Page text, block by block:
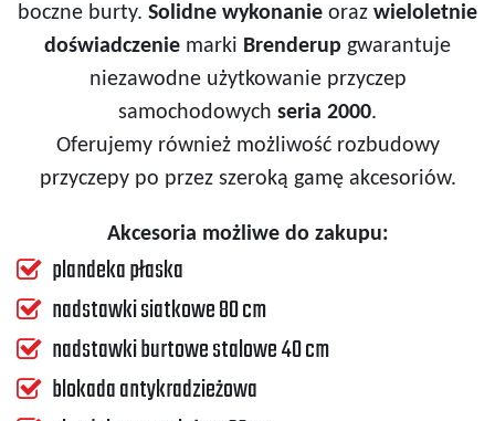
boczne burty. Solidne wykonanie oraz wieloletnie
doświadczenie marki Brenderup gwarantuje
niezawodne użytkowanie przyczep
samochodowych seria 2000.
Oferujemy również możliwość rozbudowy
przyczepy po przez szeroką gamę akcesoriów.
Akcesoria możliwe do zakupu:
plandeka płaska
nadstawki siatkowe 80 cm
nadstawki burtowe stalowe 40 cm
blokada antykradzieżowa